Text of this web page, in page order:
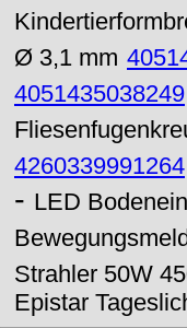
Ø 3,1 mm
4051435038249
4260339991264
- LED
Strahler 50W
Epistar